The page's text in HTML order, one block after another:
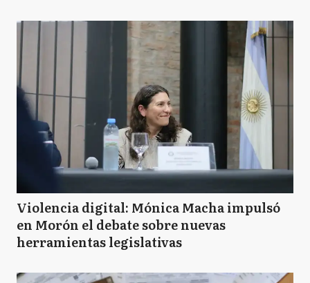
Violencia digital: Mónica Macha impulsó
en Morón el debate sobre nuevas
herramientas legislativas